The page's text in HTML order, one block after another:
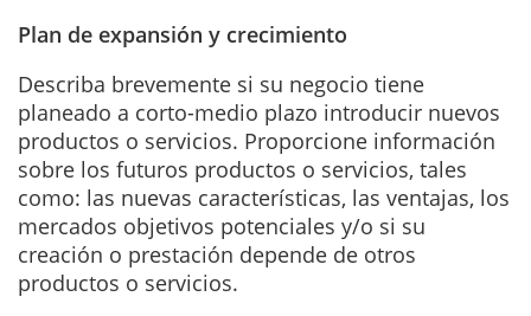
Plan de expansión y crecimiento
Describa brevemente si su negocio tiene
planeado a corto-medio plazo introducir nuevos
productos o servicios. Proporcione información
sobre los futuros productos o servicios, tales
como: las nuevas características, las ventajas, los
mercados objetivos potenciales y/o si su
creación o prestación depende de otros
productos o servicios.